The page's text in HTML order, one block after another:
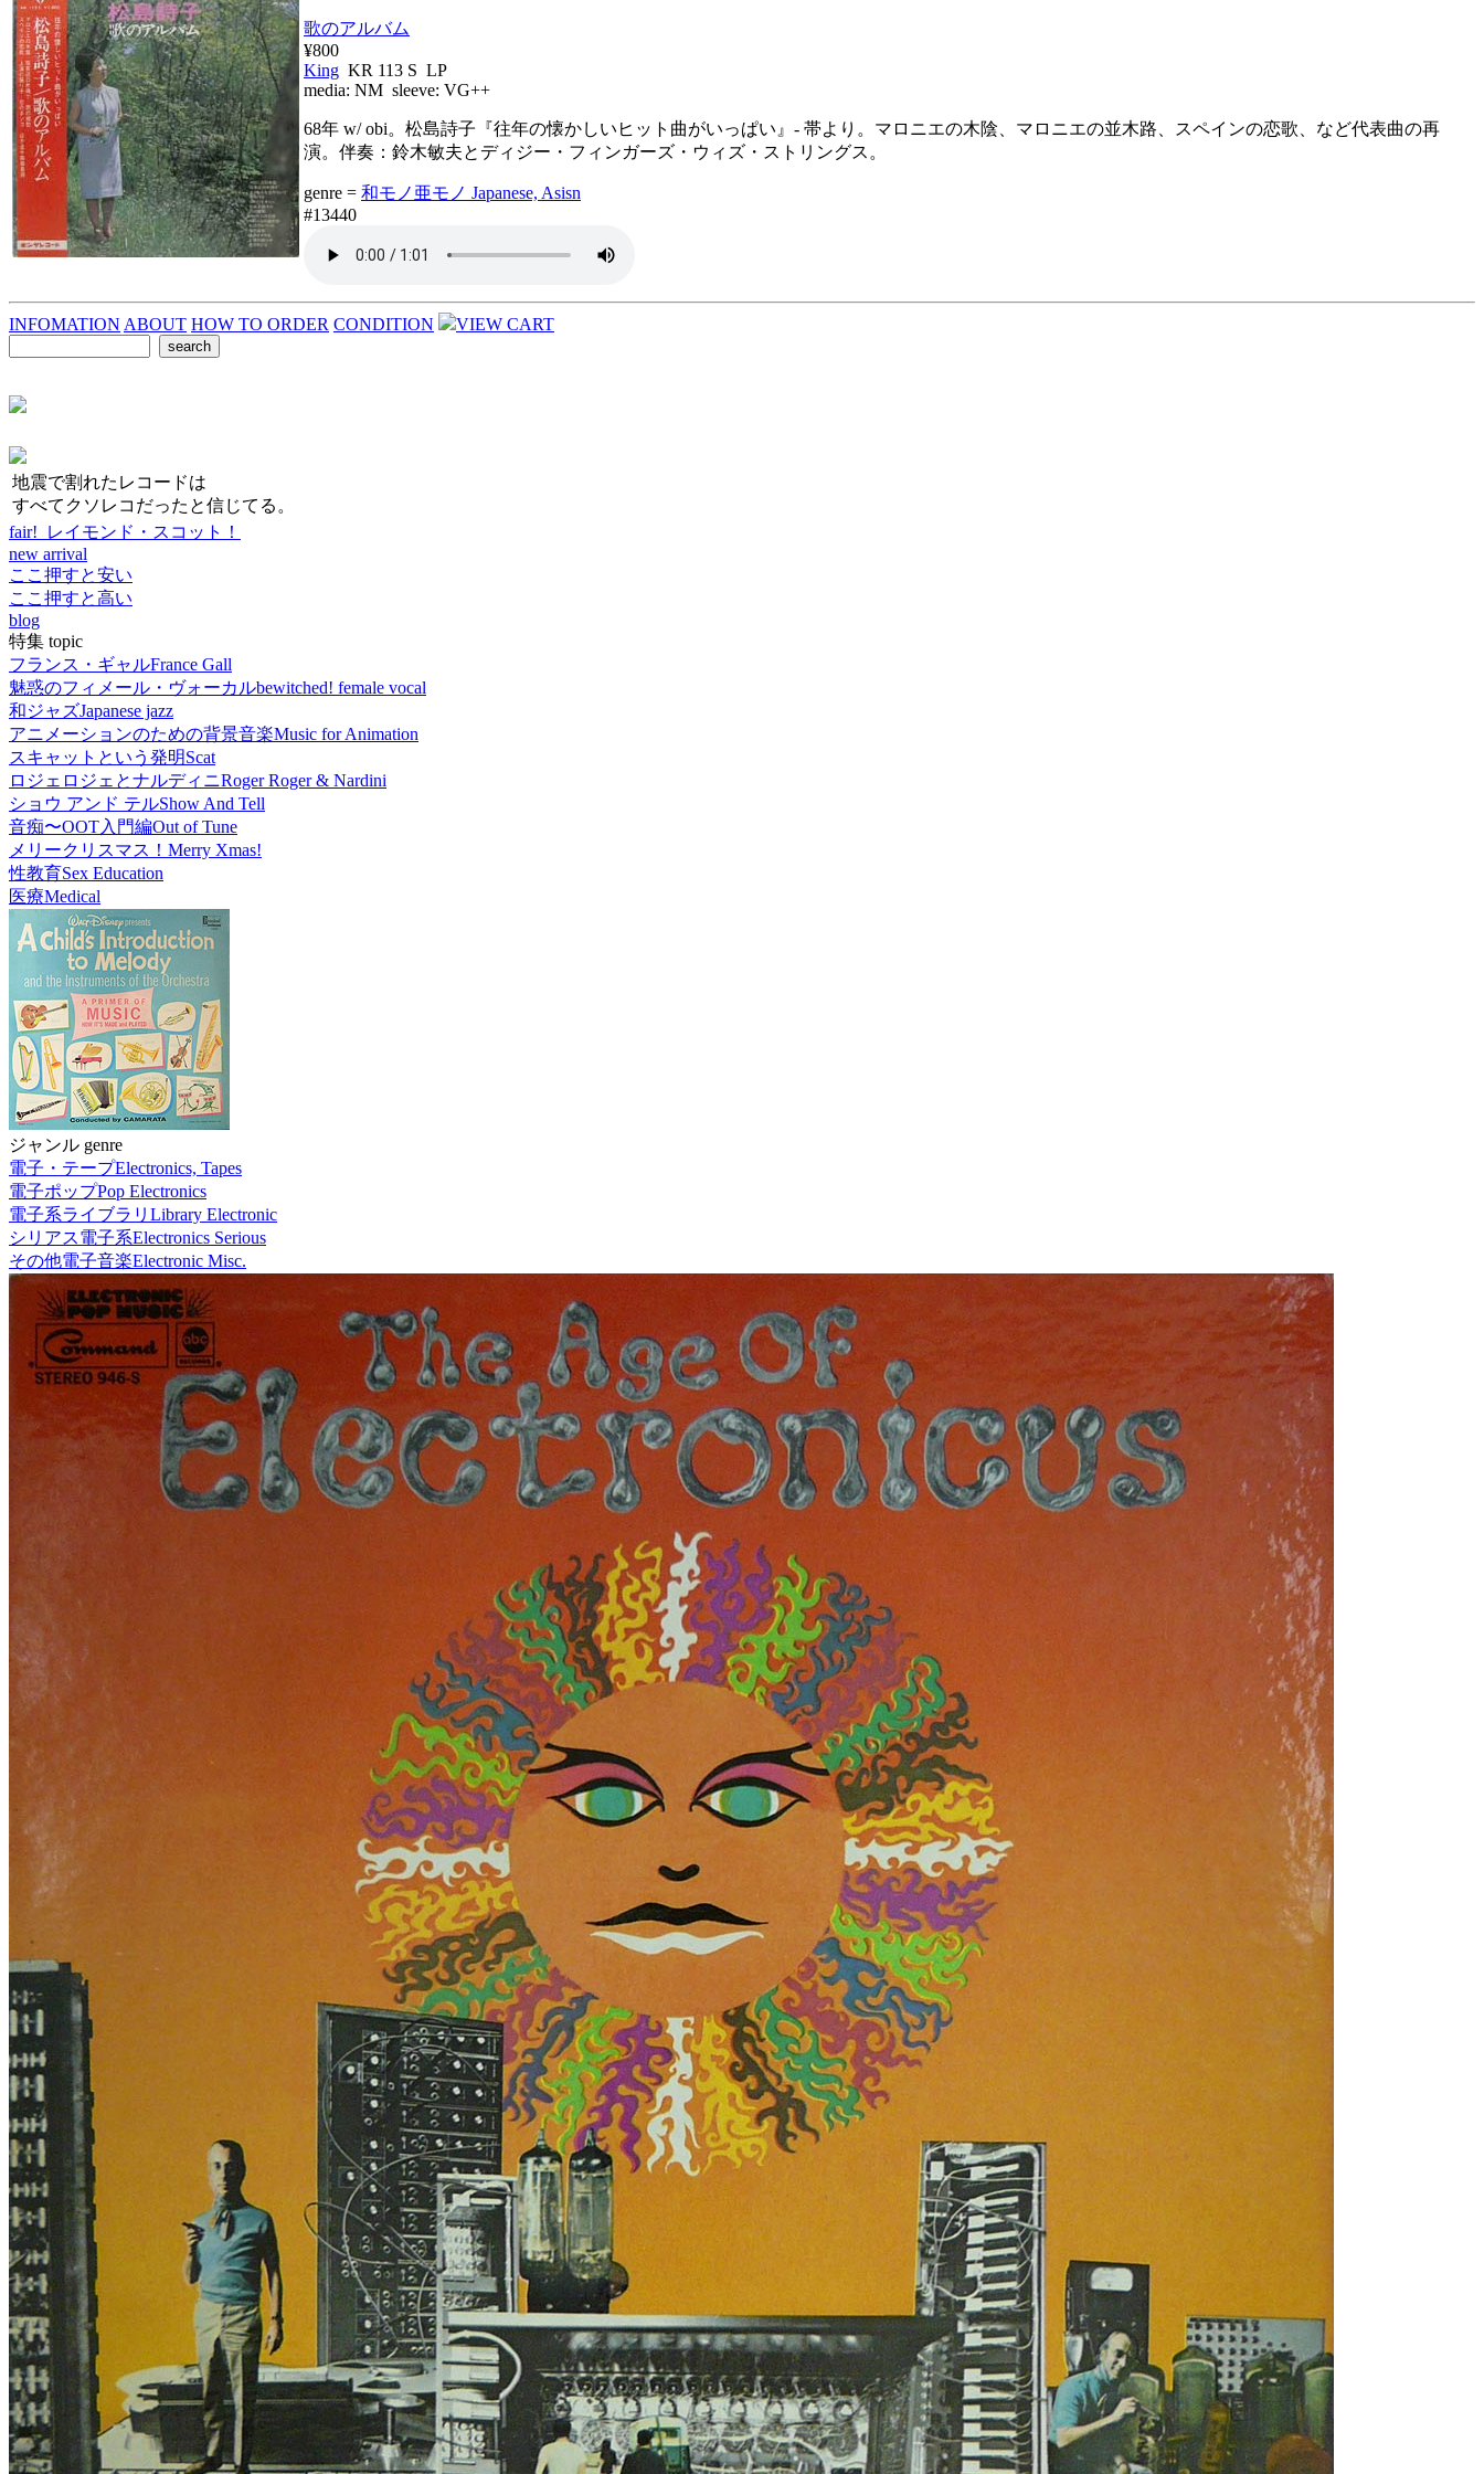
歌のアルバム
¥800
King KR 113 S LP
media: NM sleeve: VG++
68年 w/ obi。松島詩子『往年の懐かしいヒット曲がいっぱい』- 帯より。マロニエの木陰、マロニエの並木路、スペインの恋歌、など代表曲の再
演。伴奏：鈴木敏夫とディジー・フィンガーズ・ウィズ・ストリングス。
genre = 和モノ亜モノ Japanese, Asisn
#13440
INFOMATION ABOUT HOW TO ORDER CONDITION VIEW CART
地震で割れたレコードは
すべてクソレコだったと信じてる。
fair! レイモンド・スコット！
new arrival
ここ押すと安い
ここ押すと高い
blog
特集 topic
フランス・ギャルFrance Gall
魅惑のフィメール・ヴォーカルbewitched! female vocal
和ジャズJapanese jazz
アニメーションのための背景音楽Music for Animation
スキャットという発明Scat
ロジェロジェとナルディニRoger Roger & Nardini
ショウ アンド テルShow And Tell
音痴〜OOT入門編Out of Tune
メリークリスマス！ Merry Xmas!
性教育Sex Education
医療Medical
ジャンル genre
電子・テープElectronics, Tapes
電子ポップPop Electronics
電子系ライブラリ Library Electronic
シリアス電子系Electronics Serious
その他電子音楽Electronic Misc.